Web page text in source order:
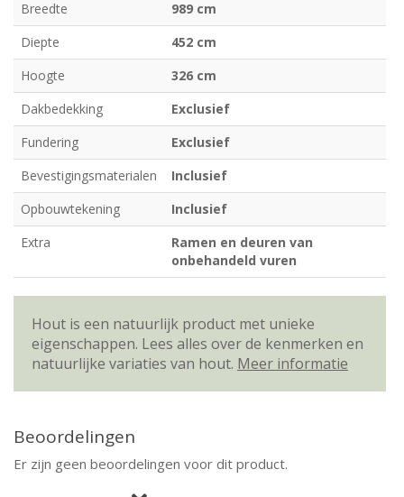
Breedte
989 cm
Diepte
452 cm
Hoogte
326 cm
Dakbedekking
Exclusief
Fundering
Exclusief
Bevestigingsmaterialen
Inclusief
Opbouwtekening
Inclusief
Extra
Ramen en deuren van
onbehandeld vuren
Hout is een natuurlijk product met unieke
eigenschappen. Lees alles over de kenmerken en
natuurlijke variaties van hout. Meer informatie
Beoordelingen
Er zijn geen beoordelingen voor dit product.